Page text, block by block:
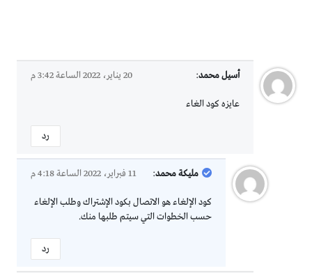
أسيل محمد: 20 يناير، 2022 الساعة 3:42 م
عايزه كود الغاء
رد
مليكة محمد: 11 فبراير، 2022 الساعة 4:18 م
كود الإلغاء هو الاتصال بكود الإشتراك وطلب الإلغاء
حسب الخطوات التي سيتم طلبها منك.
رد